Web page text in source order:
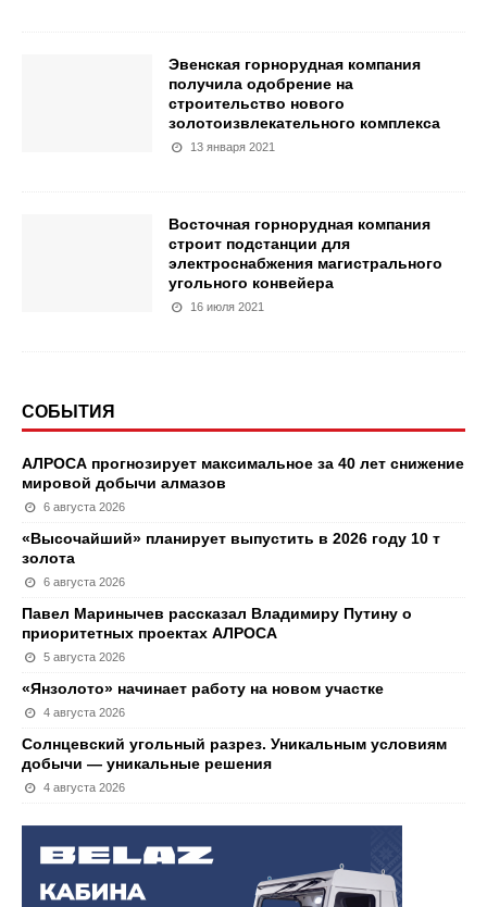
Эвенская горнорудная компания
получила одобрение на
строительство нового
золотоизвлекательного комплекса
13 января 2021
Восточная горнорудная компания
строит подстанции для
электроснабжения магистрального
угольного конвейера
16 июля 2021
СОБЫТИЯ
АЛРОСА прогнозирует максимальное за 40 лет снижение
мировой добычи алмазов
6 августа 2026
«Высочайший» планирует выпустить в 2026 году 10 т
золота
6 августа 2026
Павел Маринычев рассказал Владимиру Путину о
приоритетных проектах АЛРОСА
5 августа 2026
«Янзолото» начинает работу на новом участке
4 августа 2026
Солнцевский угольный разрез. Уникальным условиям
добычи — уникальные решения
4 августа 2026